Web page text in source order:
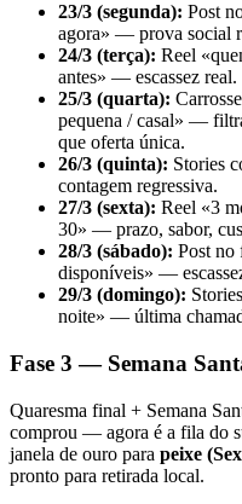
23/3 (segunda): Post
agora» — prova social
24/3 (terça): Reel
antes» — escassez real.
25/3 (quarta):
pequena / casal» —
que oferta única.
26/3 (quinta): Stories
contagem regressiva.
27/3 (sexta): Reel «3
30» — prazo, sabor,
28/3 (sábado): Post no
disponíveis» —
29/3 (domingo):
noite» — última
Fase 3 — Semana
Quaresma final + Semana
comprou — agora é a fila do
janela de ouro para peixe
pronto para retirada local.